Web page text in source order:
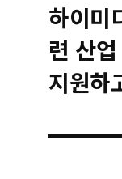
하이미
련 산
지원하